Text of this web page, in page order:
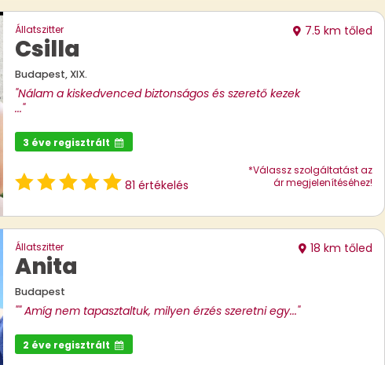
Állatszitter
Csilla
Budapest, XIX.
7.5 km tőled
"Nálam a kiskedvenced biztonságos és szerető kezek
..."
3 éve regisztrált
81 értékelés
*Válassz szolgáltatást az
ár megjelenítéséhez!
Állatszitter
Anita
Budapest
18 km tőled
"" Amíg nem tapasztaltuk, milyen érzés szeretni egy..."
2 éve regisztrált